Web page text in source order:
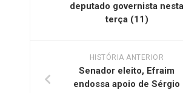
deputado governista nesta
terça (11)
HISTÓRIA ANTERIOR
Senador eleito, Efraim
endossa apoio de Sérgio